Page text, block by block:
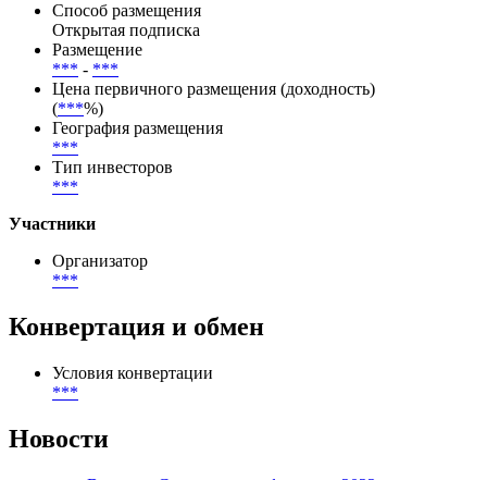
Способ размещения
Открытая подписка
Размещение
*** - ***
Цена первичного размещения (доходность)
(***%)
География размещения
***
Тип инвесторов
***
Участники
Организатор
***
Конвертация и обмен
Условия конвертации
***
Новости